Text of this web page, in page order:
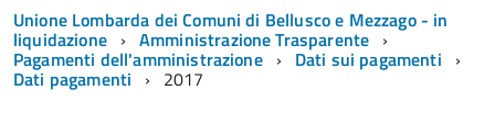
Unione Lombarda dei Comuni di Bellusco e Mezzago - in
liquidazione Amministrazione Trasparente
Pagamenti dell'amministrazione Dati sui pagamenti
Dati pagamenti 2017